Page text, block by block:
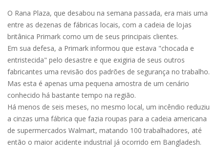
O Rana Plaza, que desabou na semana passada, era mais uma
entre as dezenas de fábricas locais, com a cadeia de lojas
britânica Primark como um de seus principais clientes.
Em sua defesa, a Primark informou que estava "chocada e
entristecida" pelo desastre e que exigiria de seus outros
fabricantes uma revisão dos padrões de segurança no trabalho.
Mas esta é apenas uma pequena amostra de um cenário
conhecido há bastante tempo na região.
Há menos de seis meses, no mesmo local, um incêndio reduziu
a cinzas uma fábrica que fazia roupas para a cadeia americana
de supermercados Walmart, matando 100 trabalhadores, até
então o maior acidente industrial já ocorrido em Bangladesh.